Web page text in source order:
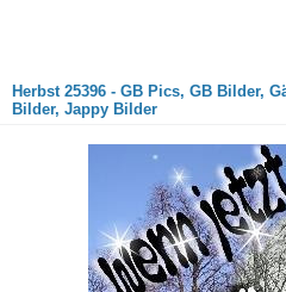
Herbst 25396 - GB Pics, GB Bilder,
Bilder, Jappy Bilder